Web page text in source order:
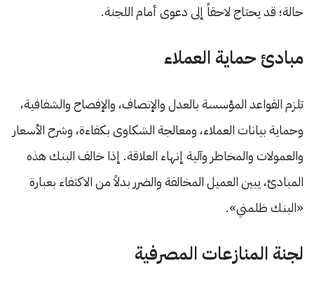
حالة؛ قد يحتاج لاحقاً إلى دعوى أمام اللجنة.
مبادئ حماية العملاء
تلزم القواعد المؤسسة بالعدل والإنصاف، والإفصاح والشفافية،
وحماية بيانات العملاء، ومعالجة الشكاوى بكفاءة، وشرح الأسعار
والعمولات والمخاطر وآلية إنهاء العلاقة. إذا خالف البنك هذه
المبادئ، يبين العميل المخالفة والضرر بدلاً من الاكتفاء بعبارة
«البنك ظلمني».
لجنة المنازعات المصرفية